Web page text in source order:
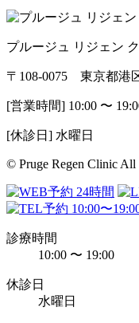
プルージュ リジェン
〒108-0075 東京都港
[営業時間] 10:00 〜
[休診日] 水曜日
© Pruge Regen Clinic All
診療時間
10:00 〜 19:00
休診日
水曜日